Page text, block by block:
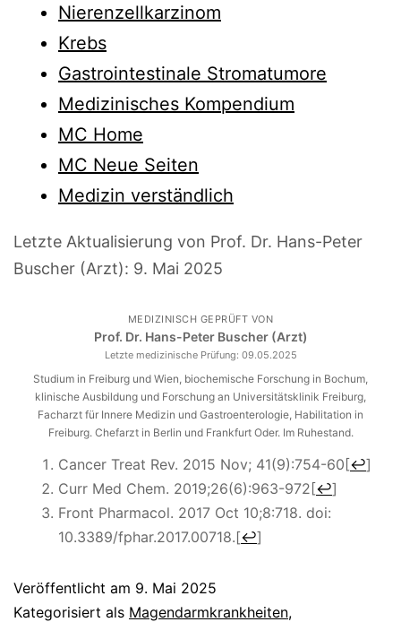
Nierenzellkarzinom
Krebs
Gastrointestinale Stromatumore
Medizinisches Kompendium
MC Home
MC Neue Seiten
Medizin verständlich
Letzte Aktualisierung von Prof. Dr. Hans-Peter
Buscher (Arzt): 9. Mai 2025
MEDIZINISCH GEPRÜFT VON
Prof. Dr. Hans-Peter Buscher (Arzt)
Letzte medizinische Prüfung: 09.05.2025
Studium in Freiburg und Wien, biochemische Forschung in Bochum,
klinische Ausbildung und Forschung an Universitätsklinik Freiburg,
Facharzt für Innere Medizin und Gastroenterologie, Habilitation in
Freiburg. Chefarzt in Berlin und Frankfurt Oder. Im Ruhestand.
Cancer Treat Rev. 2015 Nov; 41(9):754-60[↩]
Curr Med Chem. 2019;26(6):963-972[↩]
Front Pharmacol. 2017 Oct 10;8:718. doi:
10.3389/fphar.2017.00718.[↩]
Veröffentlicht am 9. Mai 2025
Kategorisiert als Magendarmkrankheiten,